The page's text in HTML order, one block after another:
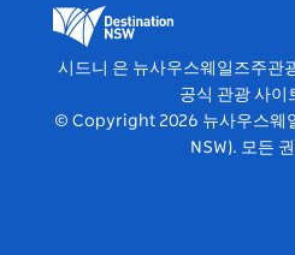
뉴사우스웨일즈주관광청
어 센터
비비드 시드니(Vivid
시드니 은 뉴사우스웨일즈주관
공식 관광 사이
© Copyright 2026 뉴사우스웨
NSW). 모든